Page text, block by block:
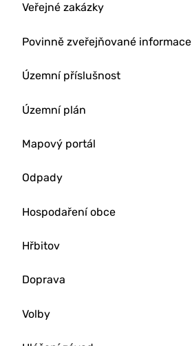
Veřejné zakázky
Povinně zveřejňované informace
Územní příslušnost
Územní plán
Mapový portál
Odpady
Hospodaření obce
Hřbitov
Doprava
Volby